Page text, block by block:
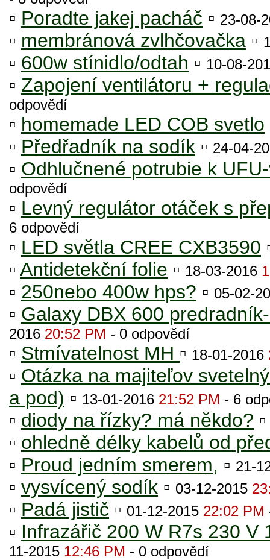
▫ Poradte jakej pacháč ▫ 23-08-
▫ membránová zvlhčovačka ▫
▫ 600w stínidlo/odtah ▫ 10-08-
▫ Zapojení ventilátoru +
odpovědí
▫ homemade LED COB svetlo
▫ Předřadník na sodík ▫ 24-04-
▫ Odhlučnené potrubie k
odpovědí
▫ Levný regulátor otáček s
6 odpovědí
▫ LED světla CREE CXB3590
▫ Antidetekční folie ▫ 18-03-2016
▫ 250nebo 400w hps? ▫ 05-02-
▫ Galaxy DBX 600
2016 20:52 PM - 0 odpovědí
▫ Stmívatelnost MH ▫ 18-01-2016
▫ Otázka na majiteľov
a pod) ▫ 13-01-2016 21:52 PM - 6
▫ diody na řízky? má někdo?
▫ ohledně délky kabelů od
▫ Proud jedním smerem, ▫ 21-
▫ vysvícený sodík ▫ 03-12-2015
▫ Padá jistič ▫ 01-12-2015 22:02 PM
▫ Infrazářič 200 W R7s 230 V
11-2015 12:46 PM - 0 odpovědí